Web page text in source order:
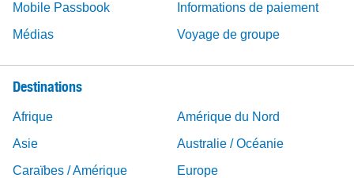
Mobile Passbook
Informations de paiement
Médias
Voyage de groupe
Destinations
Afrique
Amérique du Nord
Asie
Australie / Océanie
Caraïbes / Amérique
Europe